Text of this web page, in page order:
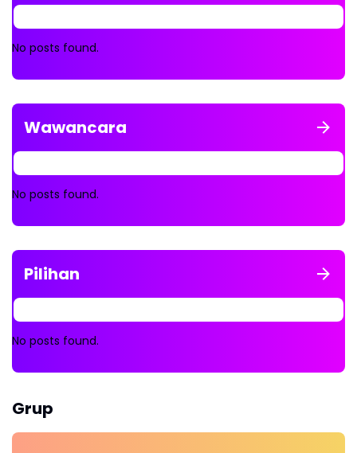
No posts found.
Wawancara
No posts found.
Pilihan
No posts found.
Grup